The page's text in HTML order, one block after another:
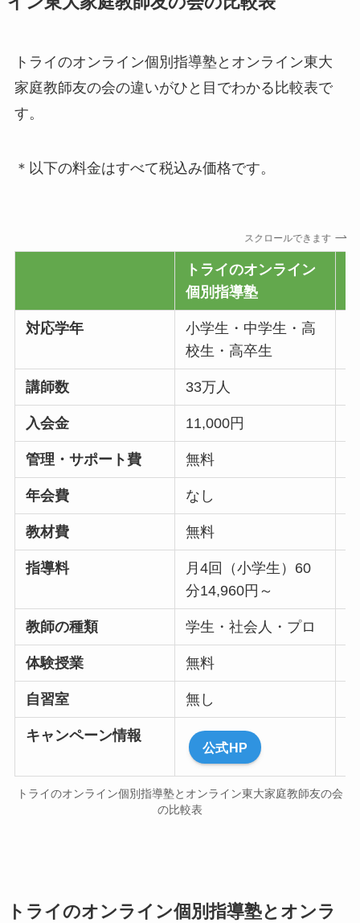
トライのオンライン個別指導塾とオンライン東大
家庭教師友の会の違いがひと目でわかる比較表で
す。
＊以下の料金はすべて税込み価格です。
スクロールできます
トライのオンライン
個別指導塾
対応学年
小学生・中学生・高
校生・高卒生
講師数 33万人
入会金 11,000円
管理・サポート費 無料
年会費 なし
教材費 無料
指導料
月4回（小学生）60
分14,960円～
教師の種類 学生・社会人・プロ
体験授業 無料
自習室 無し
キャンペーン情報
公式HP
トライのオンライン個別指導塾とオンライン東大家庭教師友の会
の比較表
トライのオンライン個別指導塾とオンラ